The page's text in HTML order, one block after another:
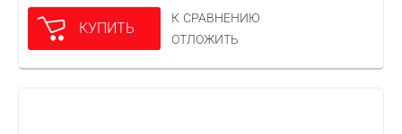
КУПИТЬ
К СРАВНЕНИЮ
ОТЛОЖИТЬ